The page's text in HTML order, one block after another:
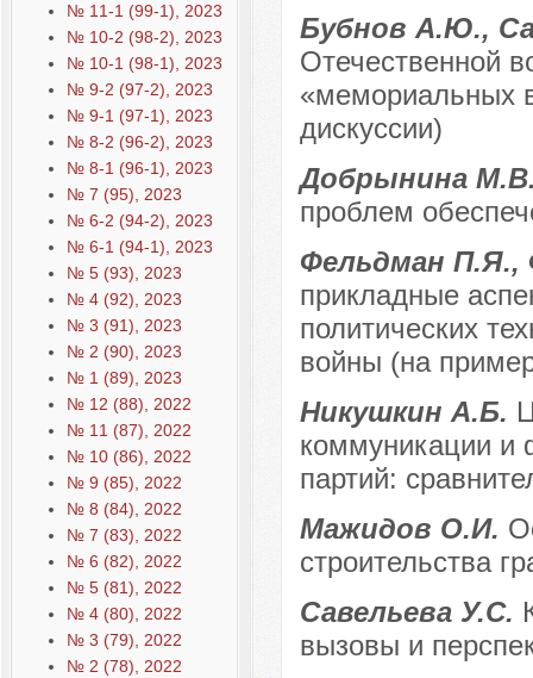
№ 11-1 (99-1), 2023
№ 10-2 (98-2), 2023
№ 10-1 (98-1), 2023
№ 9-2 (97-2), 2023
№ 9-1 (97-1), 2023
№ 8-2 (96-2), 2023
№ 8-1 (96-1), 2023
№ 7 (95), 2023
№ 6-2 (94-2), 2023
№ 6-1 (94-1), 2023
№ 5 (93), 2023
№ 4 (92), 2023
№ 3 (91), 2023
№ 2 (90), 2023
№ 1 (89), 2023
№ 12 (88), 2022
№ 11 (87), 2022
№ 10 (86), 2022
№ 9 (85), 2022
№ 8 (84), 2022
№ 7 (83), 2022
№ 6 (82), 2022
№ 5 (81), 2022
№ 4 (80), 2022
№ 3 (79), 2022
№ 2 (78), 2022
Бубнов А.Ю.,
Отечественной
«мемориальных
дискуссии)
Добрынина
проблем
Фельдман
прикладные
политических
войны (на
Никушкин А.Б.
коммуникации и
партий:
Мажидов О.И.
строительства
Савельева У.С.
вызовы и